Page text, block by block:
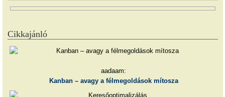
Cikkajánló
aadaam:
Kanban – avagy a félmegoldások mítosza